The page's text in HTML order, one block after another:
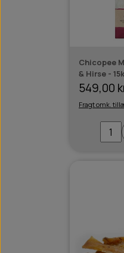
Chicopee
& Hirse -
549,00
Fragt omk.